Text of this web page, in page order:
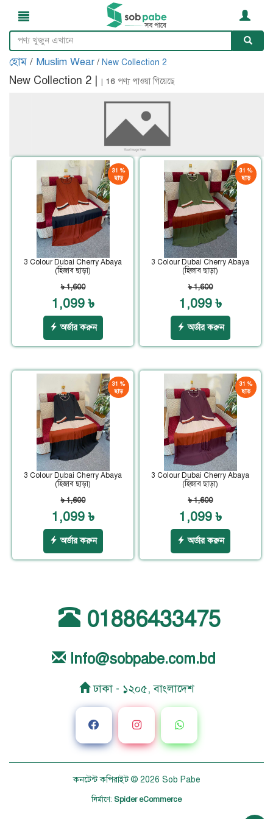
হোম / Muslim Wear / New Collection 2
New Collection 2 | | 16 পণ্য পাওয়া গিয়েছে
31 %
ছাড়
3 Colour Dubai Cherry Abaya
(হিজাব ছাড়া)
৳ 1,600
1,099 ৳
অর্ডার করুন
31 %
ছাড়
3 Colour Dubai Cherry Abaya
(হিজাব ছাড়া)
৳ 1,600
1,099 ৳
অর্ডার করুন
31 %
ছাড়
3 Colour Dubai Cherry Abaya
(হিজাব ছাড়া)
৳ 1,600
1,099 ৳
অর্ডার করুন
31 %
ছাড়
3 Colour Dubai Cherry Abaya
(হিজাব ছাড়া)
৳ 1,600
1,099 ৳
অর্ডার করুন
01886433475
Info@sobpabe.com.bd
ঢাকা - ১২০৫, বাংলাদেশ
কনটেন্ট কপিরাইট © 2026 Sob Pabe
নির্মাণে: Spider eCommerce